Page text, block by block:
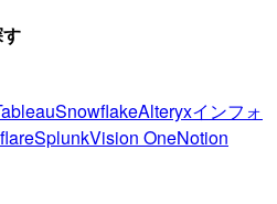
SnowflakeAlteryxインフォ
SplunkVision OneNotion